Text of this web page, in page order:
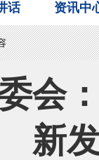
话 资讯中
会
新